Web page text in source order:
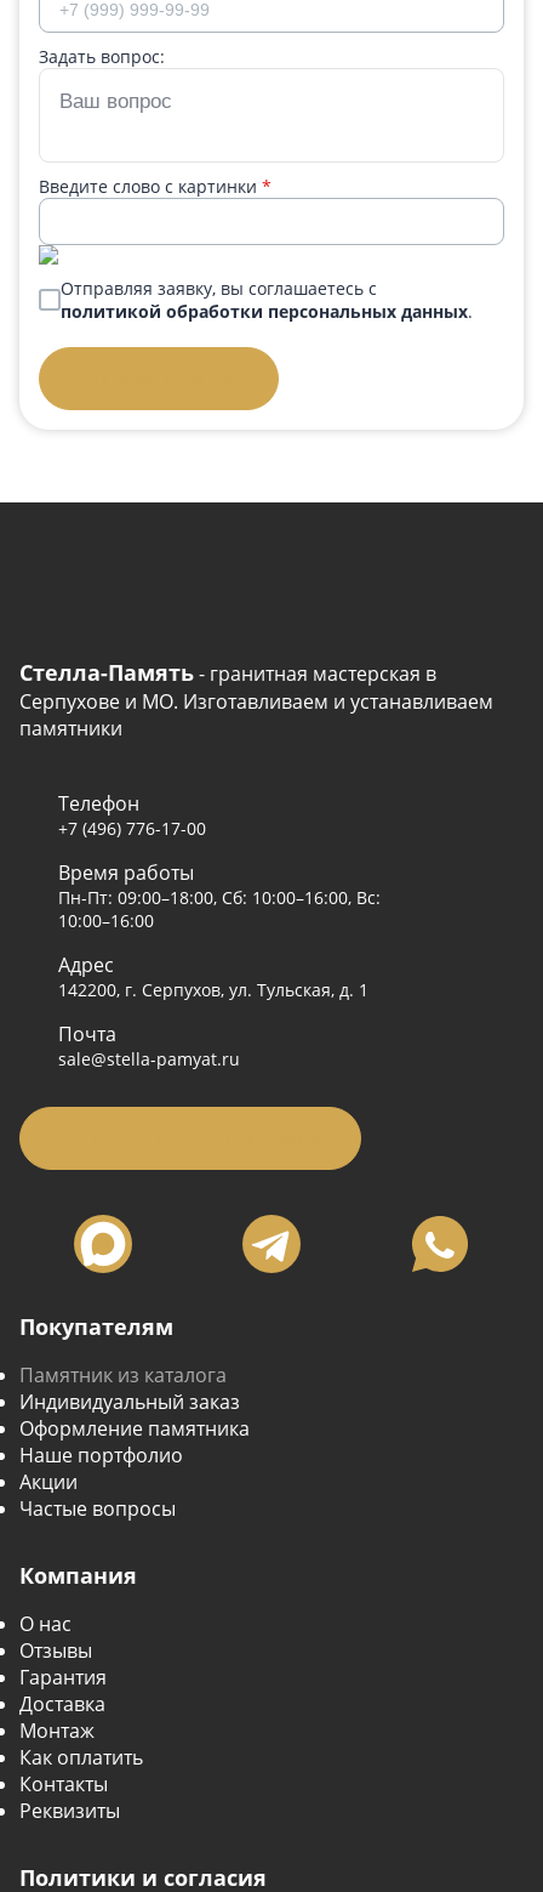
Задать вопрос:
Введите слово с картинки *
Отправляя заявку, вы соглашаетесь с
политикой обработки персональных данных.
Стелла-Память- гранитная мастерская в
Серпухове и МО. Изготавливаем и устанавливаем
памятники
Покупателям
Памятник из каталога
Индивидуальный заказ
Оформление памятника
Наше портфолио
Акции
Частые вопросы
Компания
О нас
Отзывы
Гарантия
Доставка
Монтаж
Как оплатить
Контакты
Реквизиты
Политики и согласия
Телефон
+7 (496) 776-17-00
Время работы
Пн-Пт: 09:00–18:00, Сб: 10:00–16:00, Вс:
10:00–16:00
Адрес
142200, г. Серпухов, ул. Тульская, д. 1
Почта
sale@stella-pamyat.ru